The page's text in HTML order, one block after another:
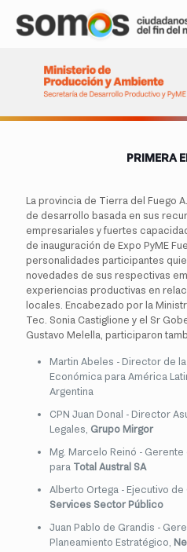
PRIMERA
La provincia de Tierra del Fuego
de desarrollo basada en sus
empresariales y fuertes
de inauguración de Expo PyME
personalidades participantes
novedades de sus respectivas
experiencias productivas en
locales. Encabezado por la
Tec. Sonia Castiglione y el Sr
Gustavo Melella, participaron
Martin Abeles - Director de
Económica para América
Argentina
CPN Juan Donal - Director
Legales, Grupo Mirgor
Mg. Marcelo Reinó -
para Total Austral SA
Alberto Ortega - Ejecutivo de
Services Sector Público
Juan Pablo de Grandis -
Planeamiento Estratégico,